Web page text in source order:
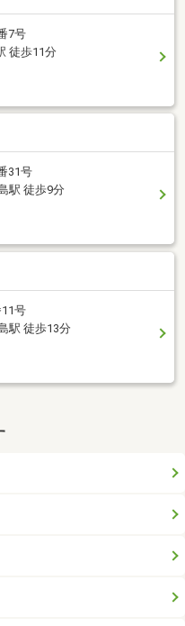
7号
徒歩11分
31号
駅 徒歩9分
号
駅 徒歩13分